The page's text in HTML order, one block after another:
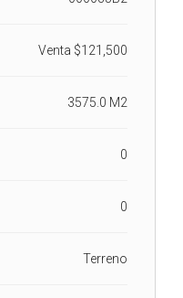
Venta $121,500
3575.0 M2
0
0
Terreno